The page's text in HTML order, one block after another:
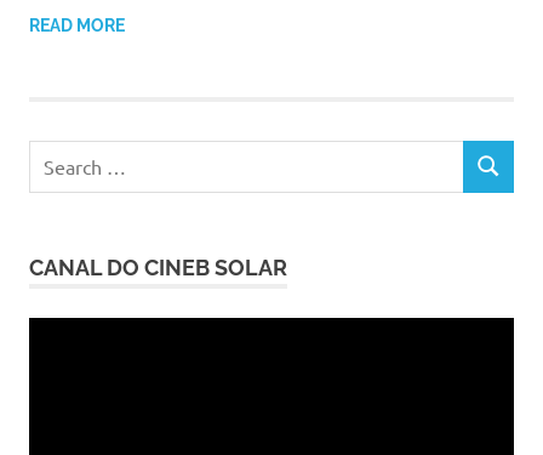
READ MORE
SEARCH
CANAL DO CINEB SOLAR